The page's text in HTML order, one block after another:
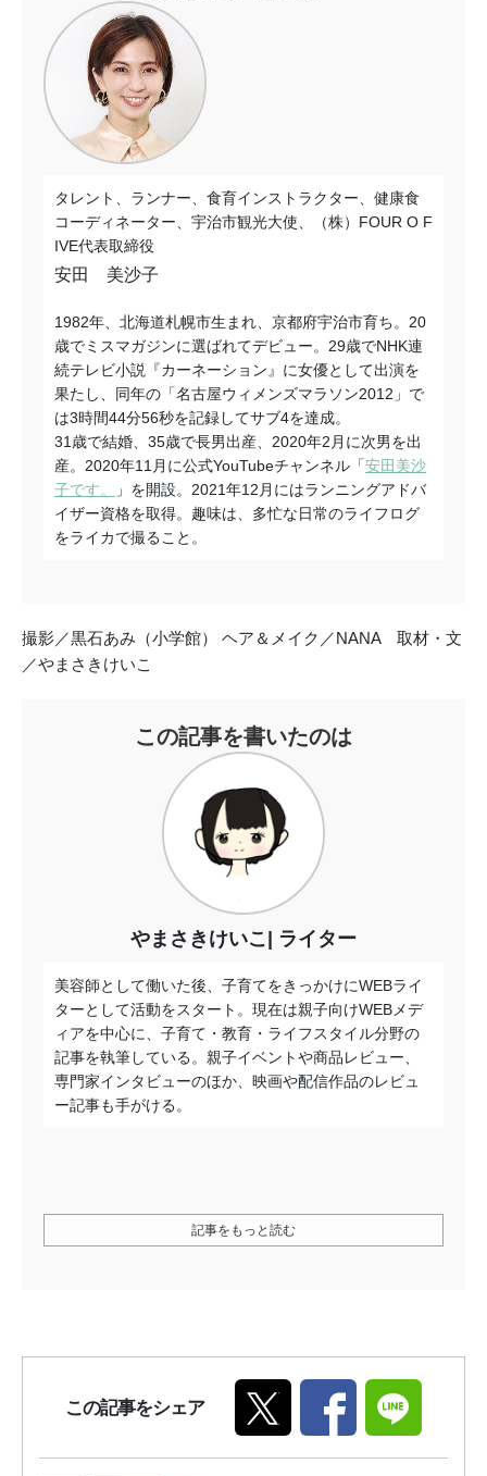
タレント、ランナー、食育インストラクター、健康食
コーディネーター、宇治市観光大使、（株）FOUR O F
IVE代表取締役
安田 美沙子
1982年、北海道札幌市生まれ、京都府宇治市育ち。20
歳でミスマガジンに選ばれてデビュー。29歳でNHK連
続テレビ小説『カーネーション』に女優として出演を
果たし、同年の「名古屋ウィメンズマラソン2012」で
は3時間44分56秒を記録してサブ4を達成。
31歳で結婚、35歳で長男出産、2020年2月に次男を出
産。2020年11月に公式YouTubeチャンネル「安田美沙
子です。
」を開設。2021年12月にはランニングアドバ
イザー資格を取得。趣味は、多忙な日常のライフログ
をライカで撮ること。
撮影／黒石あみ（小学館） ヘア＆メイク／NANA 取材・文
／やまさきけいこ
この記事を書いたのは
やまさきけいこ ライター
美容師として働いた後、子育てをきっかけにWEBライ
ターとして活動をスタート。現在は親子向けWEBメデ
ィアを中心に、子育て・教育・ライフスタイル分野の
記事を執筆している。親子イベントや商品レビュー、
専門家インタビューのほか、映画や配信作品のレビュ
ー記事も手がける。
記事をもっと読む
この記事をシェア